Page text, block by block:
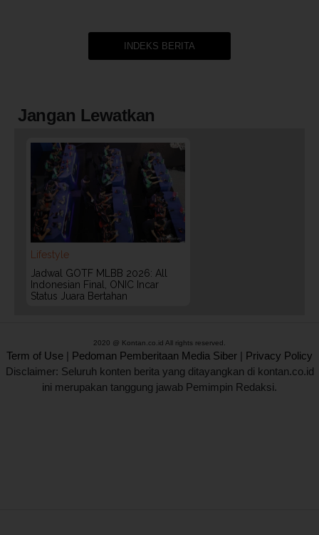
INDEKS BERITA
Jangan Lewatkan
Lifestyle
Jadwal GOTF MLBB 2026: All
Indonesian Final, ONIC Incar
Status Juara Bertahan
2020 @ Kontan.co.id All rights reserved.
Term of Use | Pedoman Pemberitaan Media Siber | Privacy Policy
Disclaimer: Seluruh konten berita yang ditayangkan di kontan.co.id
ini merupakan tanggung jawab Pemimpin Redaksi.